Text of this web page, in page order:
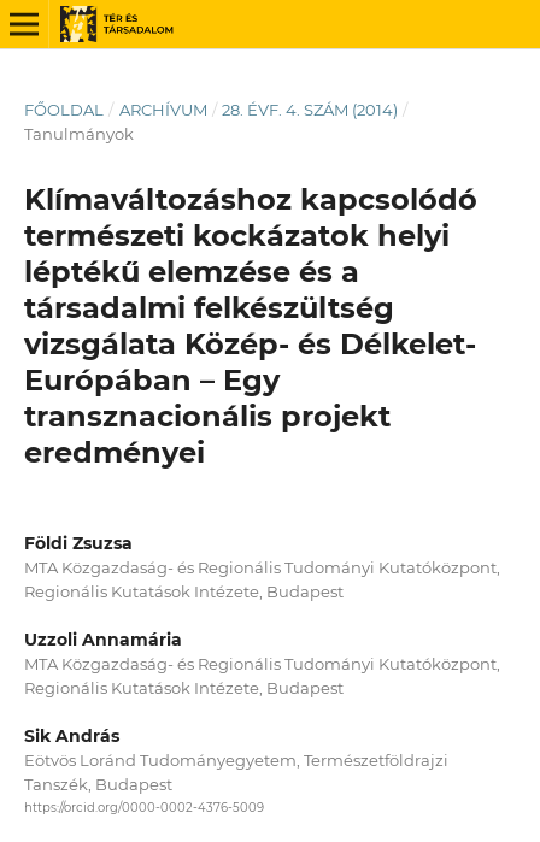
FŐOLDAL / ARCHÍVUM / 28. ÉVF. 4. SZÁM (2014) /
Tanulmányok
Klímaváltozáshoz kapcsolódó
természeti kockázatok helyi
léptékű elemzése és a
társadalmi felkészültség
vizsgálata Közép- és Délkelet-
Európában – Egy
transznacionális projekt
eredményei
Földi Zsuzsa
MTA Közgazdaság- és Regionális Tudományi Kutatóközpont,
Regionális Kutatások Intézete, Budapest
Uzzoli Annamária
MTA Közgazdaság- és Regionális Tudományi Kutatóközpont,
Regionális Kutatások Intézete, Budapest
Sik András
Eötvös Loránd Tudományegyetem, Természetföldrajzi
Tanszék, Budapest
https://orcid.org/0000-0002-4376-5009